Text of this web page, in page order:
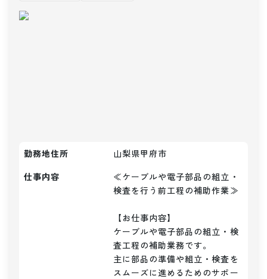
勤務地住所
山梨県甲府市
仕事内容
≪ケーブルや電子部品の組立・
検査を行う前工程の補助作業≫
【お仕事内容】
ケーブルや電子部品の組立・検
査工程の補助業務です。
主に部品の準備や組立・検査を
スムーズに進めるためのサポー